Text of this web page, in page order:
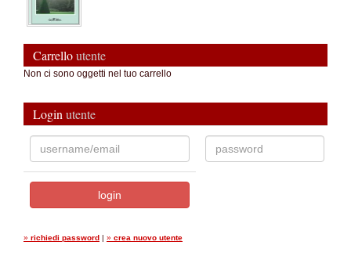
Carrelloutente
Non ci sono oggetti nel tuo carrello
Login utente
» richiedi password | » crea nuovo utente